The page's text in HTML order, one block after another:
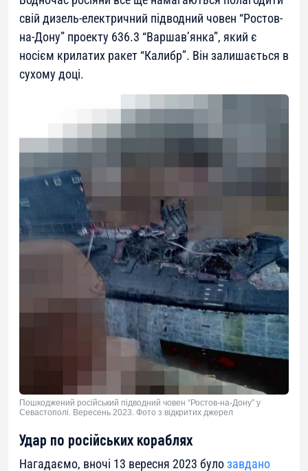
свій дизель-електричний підводний човен “Ростов-
на-Дону” проекту 636.3 “Варшав’янка”, який є
носієм крилатих ракет “Калибр”. Він залишається в
сухому доці.
Пошкоджений російський підводний човен “Ростов-на-Дону” у
Севастополі. Вересень 2023. Фото з відкритих джерел
Удар по російських кораблях
Нагадаємо, вночі 13 вересня 2023 булозавдано